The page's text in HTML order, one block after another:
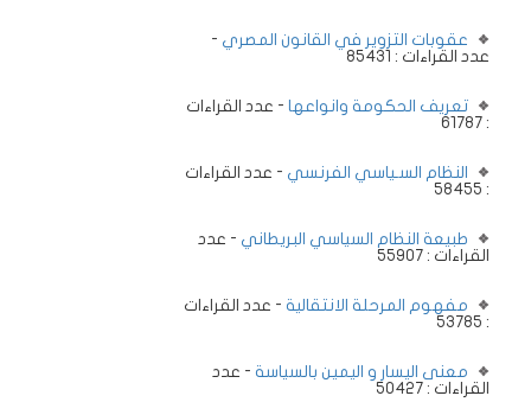
عقوبات التزوير في القانون المصري -
عدد القراءات : 85431
تعريف الحكومة وانواعها - عدد القراءات
: 61787
النظام السـياسي الفرنسي - عدد القراءات
: 58455
طبيعة النظام السياسي البريطاني - عدد
القراءات : 55907
مفهوم المرحلة الانتقالية - عدد القراءات
: 53785
معنى اليسار و اليمين بالسياسة - عدد
القراءات : 50427